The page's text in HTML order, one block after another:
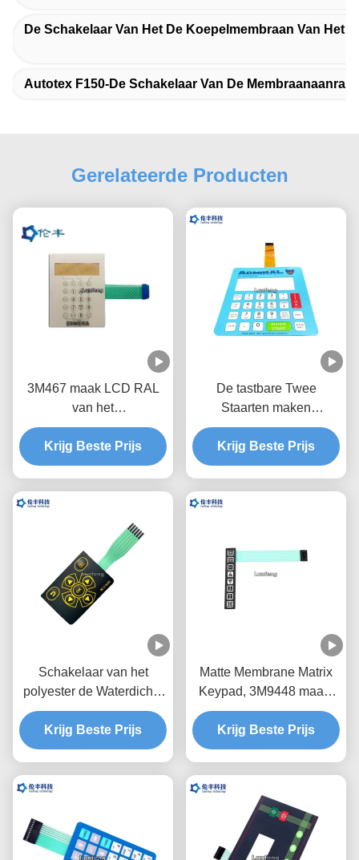
De Schakelaar Van Het De Koepelmembraan Van Het
Autotex F150-De Schakelaar Van De
Gerelateerde Producten
3M467 maak LCD RAL
van het
Membraantoetsenbord
het In reliëf maken
Membraanschakelaar
Krijg Beste Prijs
De tastbare Twee
Staarten maken
Membraanschakelaar,
LCD de
Aanrakingsschakelaar
Venstermembraan
Krijg Beste Prijs
Schakelaar van het
polyester de Waterdichte
Membraan, 3M9448-het
In reliëf maken
Membraanschakelaar
Krijg Beste Prijs
Matte Membrane Matrix
Keypad, 3M9448 maakt
Membraantoetsenbord
waterdicht
Krijg Beste Prijs